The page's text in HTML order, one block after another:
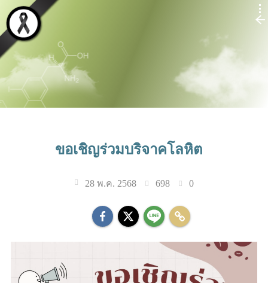
ขอเชิญร่วมบริจาคโลหิต
28 พ.ค. 2568 698 0